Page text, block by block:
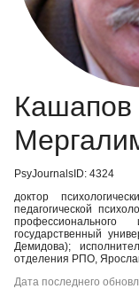
Кашапов
PsyJournalsID: 4324
доктор
педагогической
государственный
Демидова);
отделения РПО,
Дата последнего